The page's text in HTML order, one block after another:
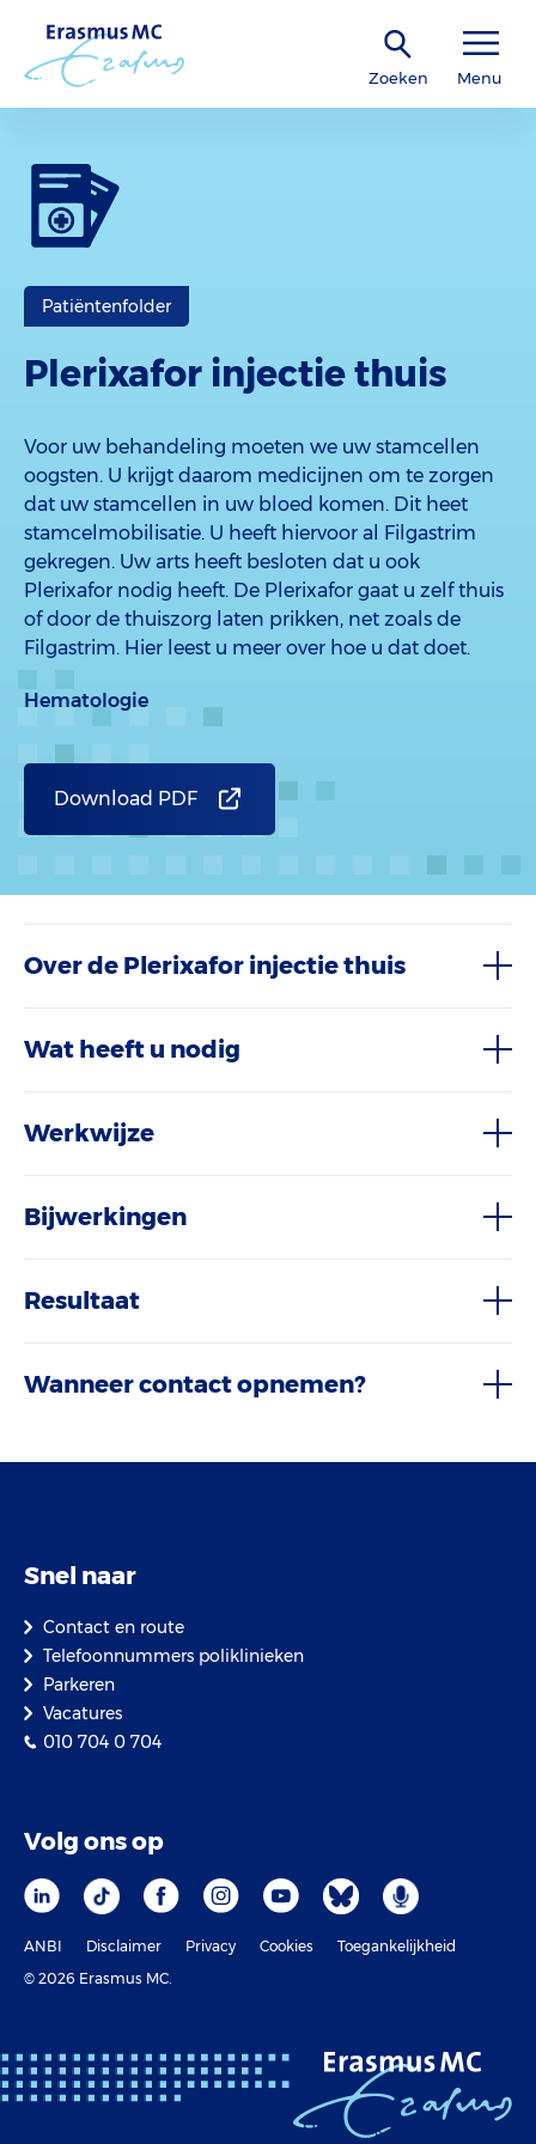
Zoeken Menu
Patiëntenfolder
Plerixafor injectie thuis
Voor uw behandeling moeten we uw stamcellen
oogsten. U krijgt daarom medicijnen om te zorgen
dat uw stamcellen in uw bloed komen. Dit heet
stamcelmobilisatie. U heeft hiervoor al Filgastrim
gekregen. Uw arts heeft besloten dat u ook
Plerixafor nodig heeft. De Plerixafor gaat u zelf thuis
of door de thuiszorg laten prikken, net zoals de
Filgastrim. Hier leest u meer over hoe u dat doet.
Hematologie
Download PDF
Over de Plerixafor injectie thuis
Wat heeft u nodig
Werkwijze
Bijwerkingen
Resultaat
Wanneer contact opnemen?
Snel naar
Contact en route
Telefoonnummers poliklinieken
Parkeren
Vacatures
010 704 0 704
Volg ons op
ANBI Disclaimer Privacy Cookies
Toegankelijkheid
© 2026 Erasmus MC.